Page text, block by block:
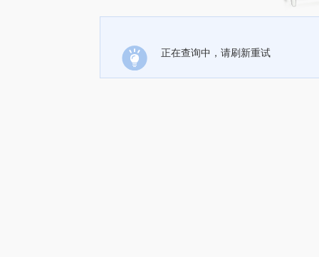
正在查询中，请刷新重试